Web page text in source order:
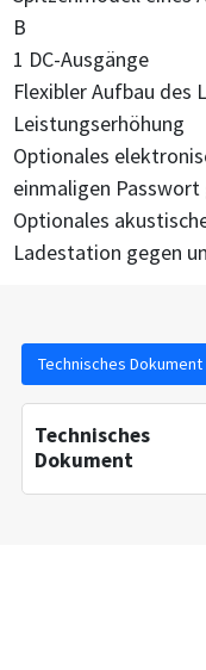
B
1 DC-Ausgänge
Flexibler Aufbau
Leistungserhöhung
Optionales
einmaligen
Optionales
Ladestation gegen
Technisches Dokument
Technisches
Dokument